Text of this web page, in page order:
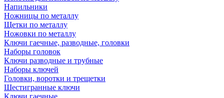
Напильники
Ножницы по металлу
Щетки по металлу
Ножовки по металлу
Ключи гаечные, разводные, головки
Наборы головок
Ключи разводные и трубные
Наборы ключей
Головки, воротки и трещетки
Шестигранные ключи
Ключи гаечные